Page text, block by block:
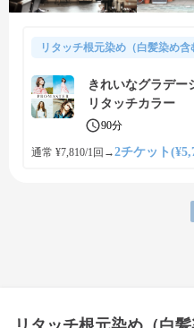
リタッチ根元染め（白髪染め含
きれいなグラデー
リタッチカラー
90分
通常 ¥7,810/1回 →2チケット